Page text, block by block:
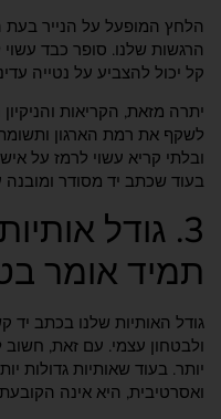
הלחץ המופעל על הנייר
הרגשות שלנו. סופר כבד
קל יכול להצביע על נטייה
יתרה מזאת, הקריאות
לשקף את רמת הארגון
ובלתי קריא עשוי לרמז על
בעוד שכתב יד מסודר
3. גודל
תמיד אומר
גודל האותיות שלנו בכתב יד
ולבטחון עצמי. עם זאת, חשוב
יותר. בעוד שאותיות גדולות
ואסרטיבית, היא אינה